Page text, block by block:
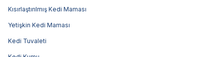
Kısırlaştırılmış Kedi Maması
Yetişkin Kedi Maması
Kedi Tuvaleti